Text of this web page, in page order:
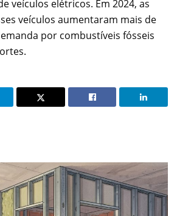
veículos elétricos. Em 2024, as
veículos aumentaram mais de
por combustíveis fósseis